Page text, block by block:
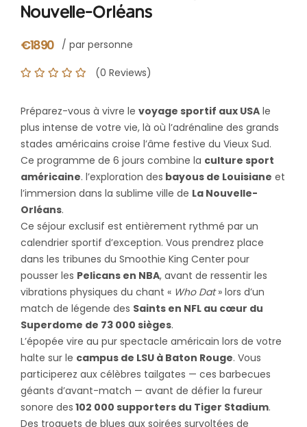
Nouvelle-Orléans
€1890 / par personne
(0 Reviews)
Préparez-vous à vivre le voyage sportif aux USA le
plus intense de votre vie, là où l’adrénaline des grands
stades américains croise l’âme festive du Vieux Sud.
Ce programme de 6 jours combine la culture sport
américaine. l’exploration des bayous de Louisiane et
l’immersion dans la sublime ville de La Nouvelle-
Orléans.
Ce séjour exclusif est entièrement rythmé par un
calendrier sportif d’exception. Vous prendrez place
dans les tribunes du Smoothie King Center pour
pousser les Pelicans en NBA, avant de ressentir les
vibrations physiques du chant « Who Dat» lors d’un
match de légende des Saints en NFL au cœur du
Superdome de 73 000 sièges.
L’épopée vire au pur spectacle américain lors de votre
halte sur le campus de LSU à Baton Rouge. Vous
participerez aux célèbres tailgates — ces barbecues
géants d’avant-match — avant de défier la fureur
sonore des 102 000 supporters du Tiger Stadium.
Des troquets de blues aux soirées survoltées de